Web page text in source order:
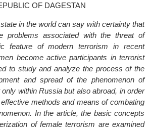
OF DAGESTAN
in the world can say with certainty that
problems associated with the threat of
feature of modern terrorism in recent
become active participants in terrorist
to study and analyze the process of the
and spread of the phenomenon of
within Russia but also abroad, in order
methods and means of combating
In the article, the basic concepts
of female terrorism are examined